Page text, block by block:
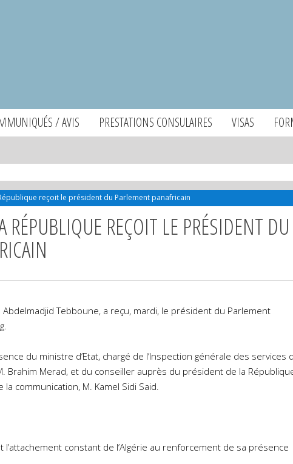
/ AVIS PRESTATIONS CONSULAIRES VISAS
reçoit le président du Parlement panafricain
RÉPUBLIQUE REÇOIT LE PRÉSIDENT DU
Tebboune, a reçu, mardi, le président du Parlement
du ministre d’Etat, chargé de l’Inspection générale des services
Brahim Merad, et du conseiller auprès du président de la
communication, M. Kamel Sidi Said.
l’attachement constant de l’Algérie au renforcement de sa présence